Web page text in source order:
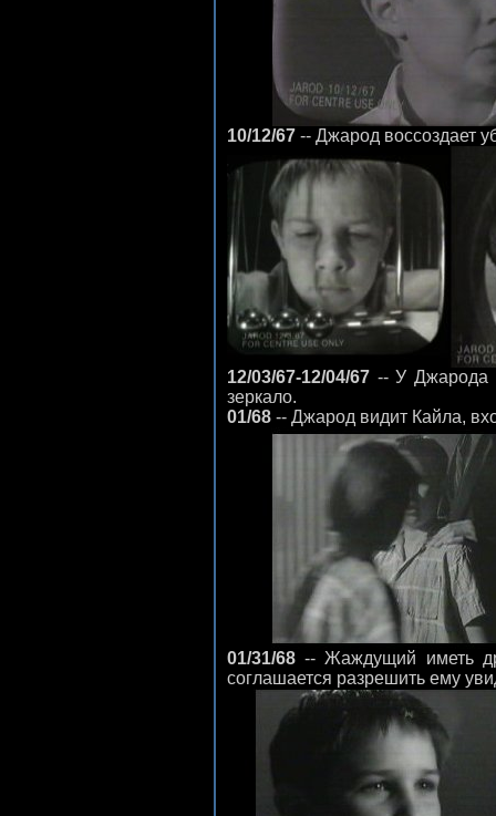
10/12/67 -- Джарод воссоздает
12/03/67-12/04/67 -- У Джарода
зеркало.
01/68 -- Джарод видит Кайла,
01/31/68 -- Жаждущий иметь
соглашается разрешить ему